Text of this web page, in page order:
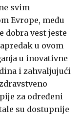
svim
Evrope, među
dobra vest jeste
u ovom
u inovativne
i zahvaljujući
za određeni
su dostupnije